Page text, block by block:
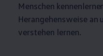
Menschen
Herangehensweise an
verstehen lernen.